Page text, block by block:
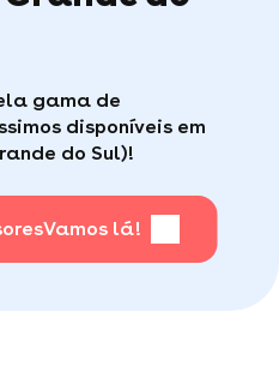
um clique, é muito
durante suas
um serviço ao
7).gama de
disponíveis em
do Sul)!
Vamos lá!